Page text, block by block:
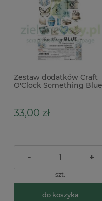
Zestaw dodatków Craft
O'Clock Something Blue
33,00 zł
- +
szt.
do koszyka